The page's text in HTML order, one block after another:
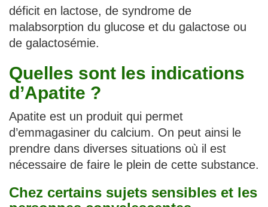
déficit en lactose, de syndrome de
malabsorption du glucose et du galactose ou
de galactosémie.
Quelles sont les indications
d’Apatite ?
Apatite est un produit qui permet
d’emmagasiner du calcium. On peut ainsi le
prendre dans diverses situations où il est
nécessaire de faire le plein de cette substance.
Chez certains sujets sensibles et les